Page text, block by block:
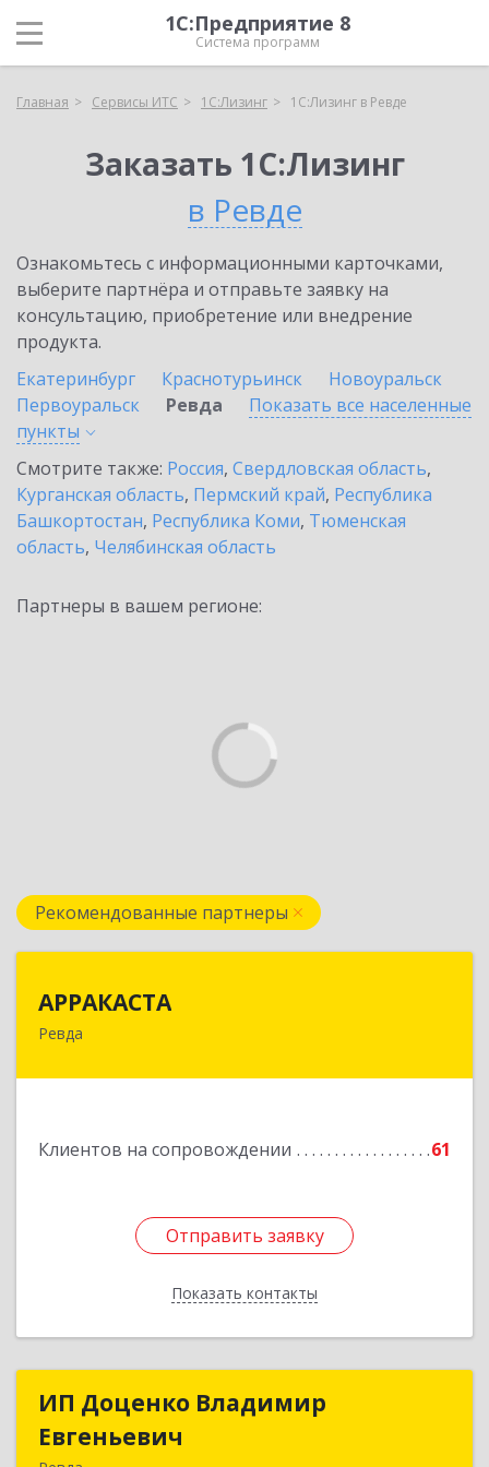
1С:Предприятие 8
Система программ
Главная Сервисы ИТС 1С:Лизинг 1С:Лизинг в Ревде
Заказать 1С:Лизинг
в Ревде
Ознакомьтесь с информационными карточками,
выберите партнёра и отправьте заявку на
консультацию, приобретение или внедрение
продукта.
Екатеринбург
Краснотурьинск
Новоуральск
Первоуральск
Ревда
Показать все населенные
пункты
Смотрите также: Россия, Свердловская область,
Курганская область, Пермский край, Республика
Башкортостан, Республика Коми, Тюменская
область, Челябинская область
Партнеры в вашем регионе:
Рекомендованные партнеры
АРРАКАСТА
Ревда
Клиентов на сопровождении 61
Отправить заявку
Показать контакты
623286, Свердловская обл, Ревда г, Азина ул,
Отправить заявку
Назад
ИП Доценко Владимир
Евгеньевич
ИП Доценко Владимир